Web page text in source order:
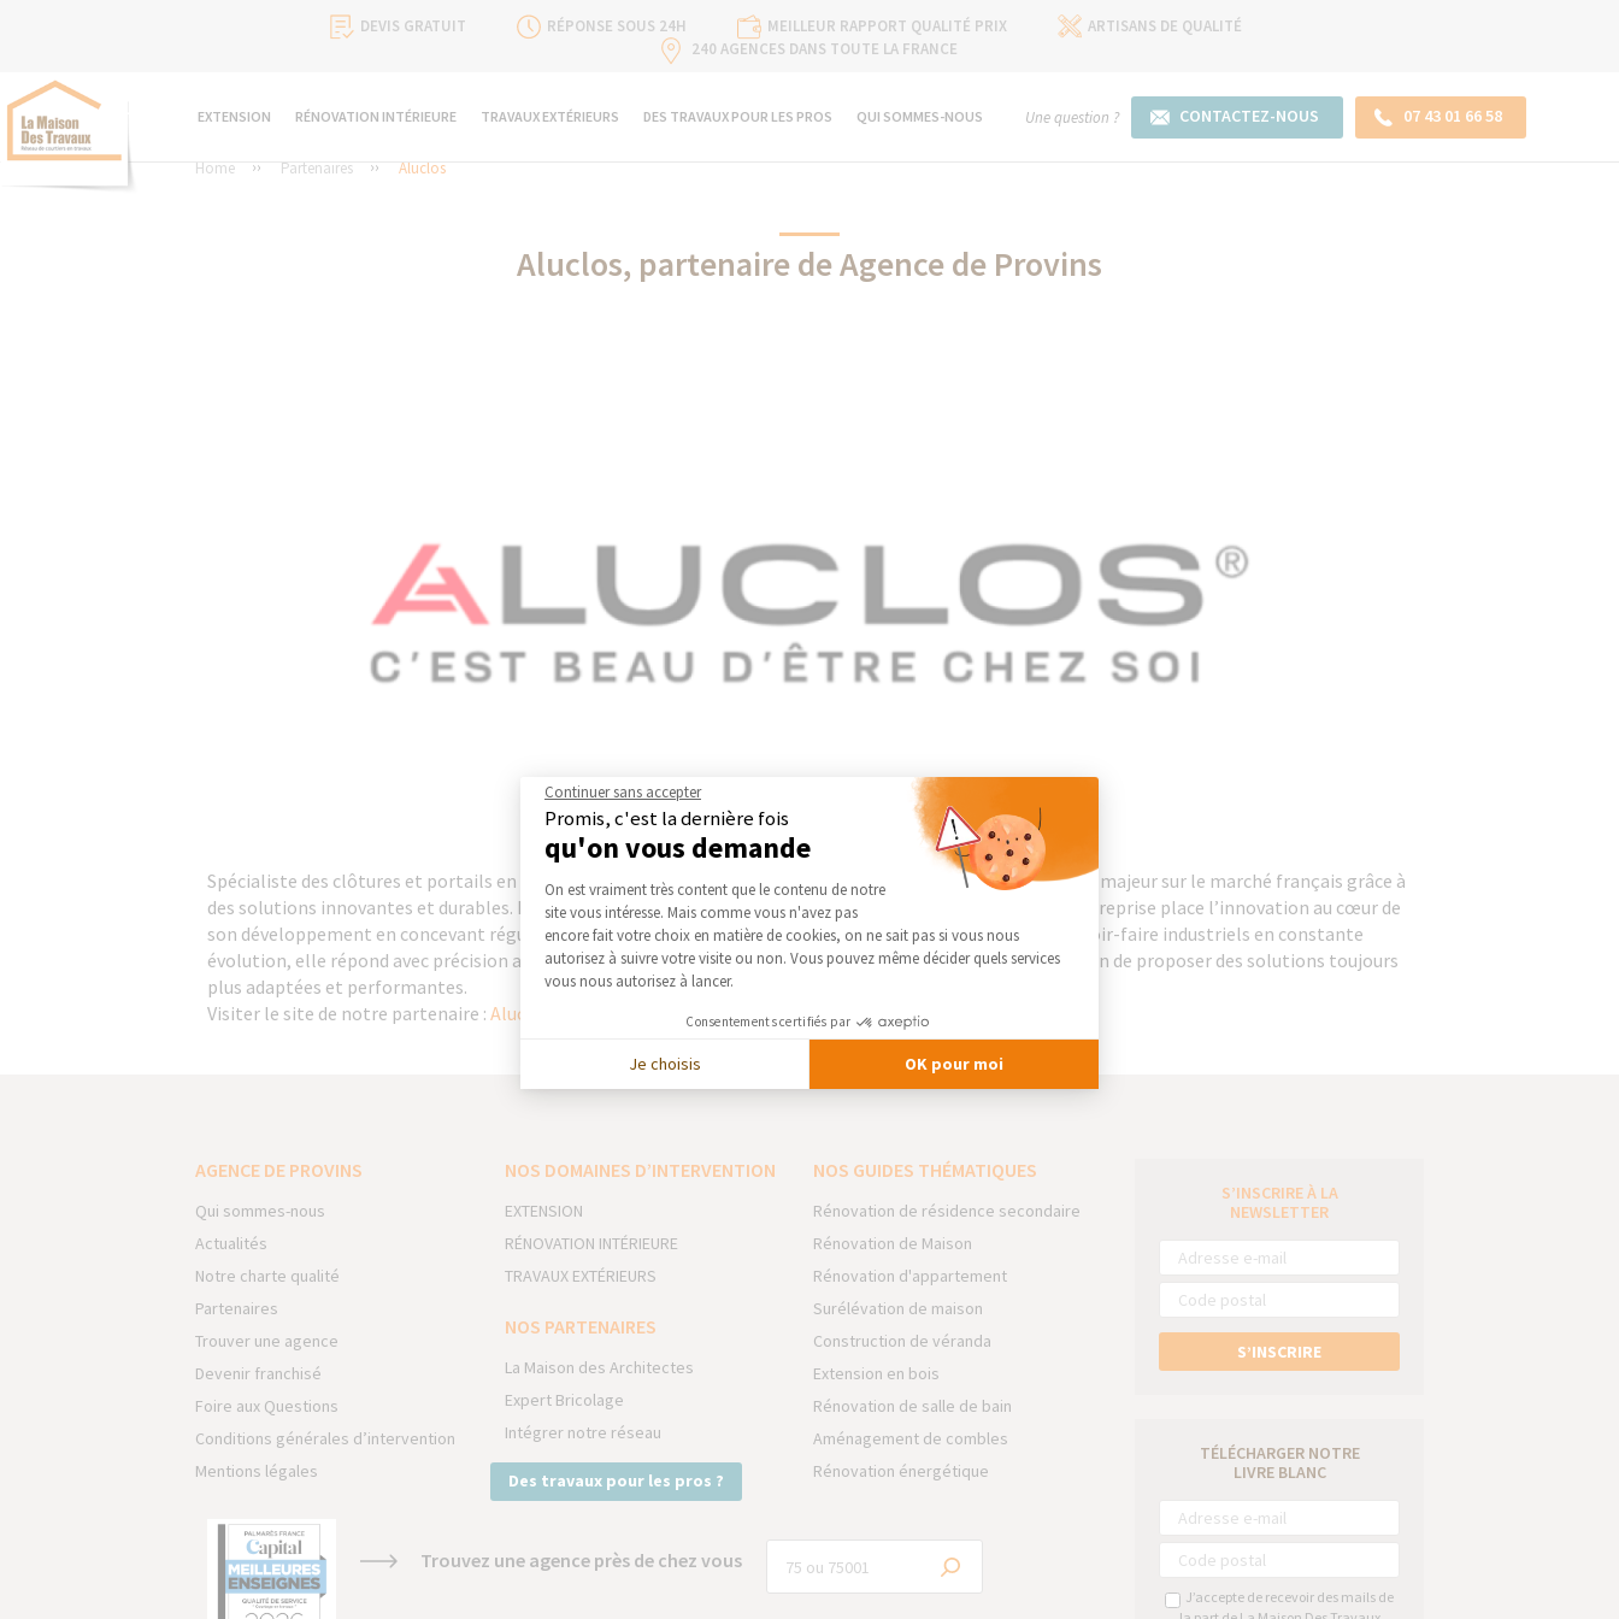
DEVIS GRATUIT RÉPONSE SOUS 24H MEILLEUR RAPPORT QUALITÉ PRIX
ARTISANS DE QUALITÉ
240 AGENCES DANS TOUTE LA FRANCE
EXTENSION RÉNOVATION INTÉRIEURE TRAVAUX EXTÉRIEURS DES TRAVAUX POUR LES PROS QUI SOMMES-NOUS Une question ? CONTACTEZ-NOUS 07 43 01 66 58
Home Partenaires Aluclos
Aluclos, partenaire de Agence de Provins
Spécialiste des clôtures et portails en aluminium, ALUCLOS s’impose depuis plus de dix ans comme un acteur majeur sur le marché français grâce à
des solutions innovantes et durables. Portée par une équipe engagée d’une vingtaine de collaborateurs, l’entreprise place l’innovation au cœur de
son développement en concevant régulièrement de nouveaux produits et services. En s’appuyant sur des savoir-faire industriels en constante
évolution, elle répond avec précision aux attentes de ses clients tout en anticipant les besoins de demain, afin de proposer des solutions toujours
plus adaptées et performantes.
Visiter le site de notre partenaire : Aluclos — Jardin et Terrasse
AGENCE DE PROVINS
Qui sommes-nous
Actualités
Notre charte qualité
Partenaires
Trouver une agence
Devenir franchisé
Foire aux Questions
Conditions générales d’intervention
Mentions légales
NOS DOMAINES D’INTERVENTION
EXTENSION
RÉNOVATION INTÉRIEURE
TRAVAUX EXTÉRIEURS
NOS PARTENAIRES
La Maison des Architectes
Expert Bricolage
Intégrer notre réseau
Des travaux pour les pros ?
NOS GUIDES THÉMATIQUES
Rénovation de résidence secondaire
Rénovation de Maison
Rénovation d'appartement
Surélévation de maison
Construction de véranda
Extension en bois
Rénovation de salle de bain
Aménagement de combles
Rénovation énergétique
Trouvez une agence près de chez vous
S’INSCRIRE À LA
NEWSLETTER
S’INSCRIRE
TÉLÉCHARGER NOTRE
LIVRE BLANC
J’accepte de recevoir des mails de
Continuer sans accepter
Promis, c'est la dernière fois
qu'on vous demande
Plateforme de Gestion du Consentement : Personnalisez vos Options
On est vraiment très content que le contenu de notre
site vous intéresse. Mais comme vous n'avez pas
encore fait votre choix en matière de cookies, on ne sait pas si vous nous
autorisez à suivre votre visite ou non. Vous pouvez même décider quels services
vous nous autorisez à lancer.
Consentements certifiés par
Je choisis OK pour moi
Axeptio consent